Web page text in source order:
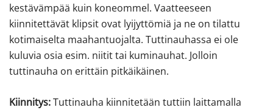
kestävämpää kuin koneommel. Vaatteeseen
kiinnitettävät klipsit ovat lyijyttömiä ja ne on tilattu
kotimaiselta maahantuojalta. Tuttinauhassa ei ole
kuluvia osia esim. niitit tai kuminauhat. Jolloin
tuttinauha on erittäin pitkäikäinen.
Kiinnitys:Tuttinauha kiinnitetään tuttiin laittamalla